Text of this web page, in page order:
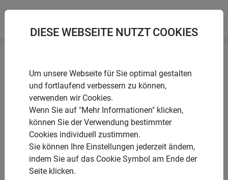
Startseite Schiebetür Fliegengitter Schiebetür EXPERT
PRODUKTE
FLIEGENGITTER
DIESE WEBSEITE NUTZT COOKIES
Um unsere Webseite für Sie optimal gestalten
und fortlaufend verbessern zu können,
verwenden wir Cookies.
Wenn Sie auf "Mehr Informationen" klicken,
können Sie der Verwendung bestimmter
Cookies individuell zustimmen.
Sie können Ihre Einstellungen jederzeit ändern,
indem Sie auf das Cookie Symbol am Ende der
Seite klicken.